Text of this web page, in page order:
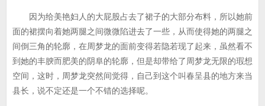
因为给美艳妇人的大屁股占去了裙子的大部分布料，所以她前
面的裙摆向着她两腿之间微微陷进去了一些，从而使得她的两腿之
间倒三角的轮廓，在周梦龙的面前变得若隐若现了起来，虽然看不
到她的丰腴而肥美的阴阜的轮廓，但是却带给了周梦龙无限的瑕想
空间，这时，周梦龙突然间觉得，自己到这个叫春呈县的地方来当
县长，说不定还是一个不错的选择呢。